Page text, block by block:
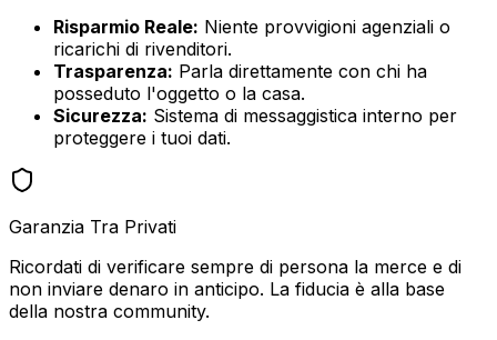
Risparmio Reale: Niente provvigioni agenziali o
ricarichi di rivenditori.
Trasparenza: Parla direttamente con chi ha
posseduto l'oggetto o la casa.
Sicurezza: Sistema di messaggistica interno per
proteggere i tuoi dati.
Garanzia Tra Privati
Ricordati di verificare sempre di persona la merce e di
non inviare denaro in anticipo. La fiducia è alla base
della nostra community.